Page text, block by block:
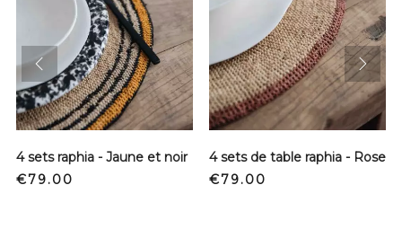
4 sets raphia - Jaune et noir
Price
€79.00
4 sets de table raphia - Rose
Price
€79.00
prev next